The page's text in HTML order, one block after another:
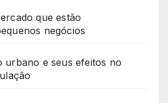
que estão
negócios
urbano e seus efeitos no